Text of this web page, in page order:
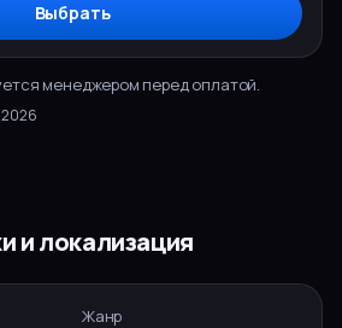
Выбрать
менеджером перед оплатой.
2026
и локализация
Жанр